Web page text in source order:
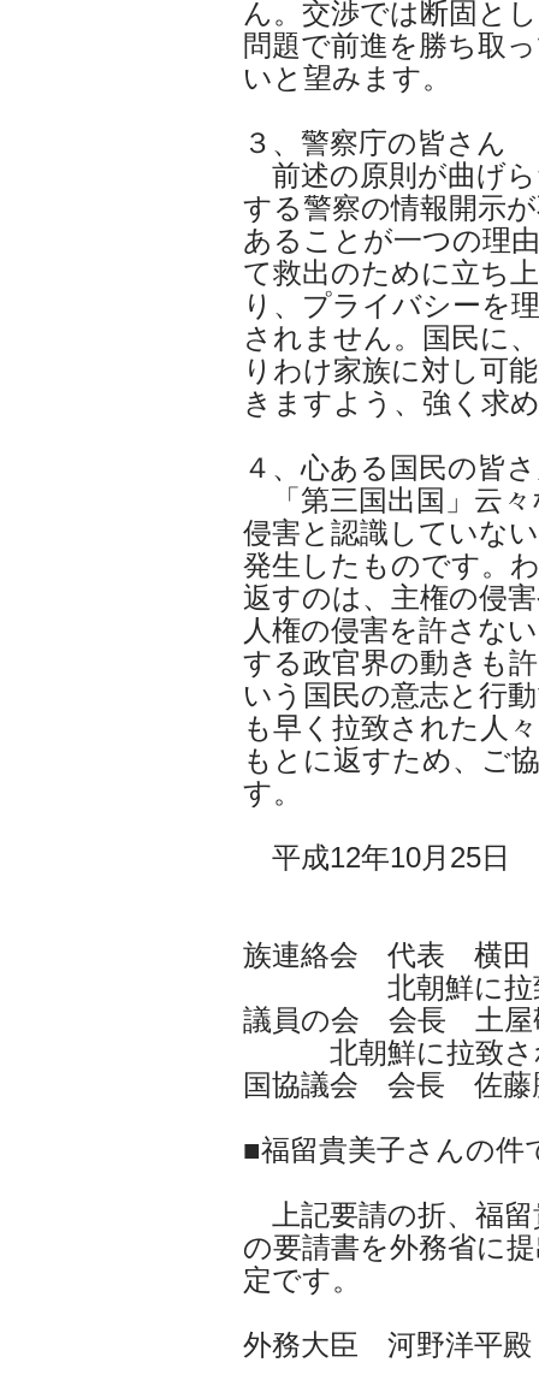
ん。交渉では断固と
問題で前進を勝ち取
いと望みます。
３、警察庁の皆さん
前述の原則が曲げ
する警察の情報開示
あることが一つの理
て救出のために立ち
り、プライバシーを
されません。国民に
りわけ家族に対し可
きますよう、強く求
４、心ある国民の皆
「第三国出国」云
侵害と認識していな
発生したものです。
返すのは、主権の侵
人権の侵害を許さな
する政官界の動きも
いう国民の意志と行
も早く拉致された人
もとに返すため、ご
す。
平成12年10月25日
族連絡会 代表 横
北朝鮮に拉致さ
議員の会 会長 土屋
北朝鮮に拉致され
国協議会 会長 佐藤
■福留貴美子さんの件
上記要請の折、福
の要請書を外務省に
定です。
外務大臣 河野洋平殿